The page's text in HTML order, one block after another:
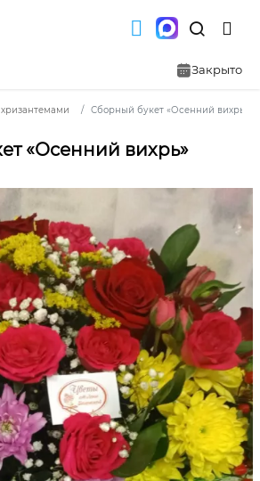
Закрыто
Сборный букет «Осенний вихрь»
«Осенний вихрь»